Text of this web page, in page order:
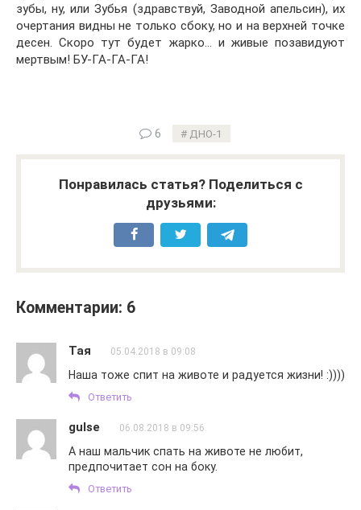
зубы, ну, или Зубья (здравствуй, Заводной апельсин), их
очертания видны не только сбоку, но и на верхней точке
десен. Скоро тут будет жарко… и живые позавидуют
мертвым! БУ-ГА-ГА-ГА!
6 ДНО-1
Понравилась статья? Поделиться с
друзьями:
Комментарии: 6
Тая 05.04.2018 в 09:08
Наша тоже спит на животе и радуется жизни! :))))
Ответить
gulse 06.08.2018 в 09:56
А наш мальчик спать на животе не любит,
предпочитает сон на боку.
Ответить